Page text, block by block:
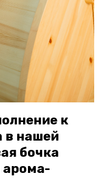
к
в нашей
бочка
арома-